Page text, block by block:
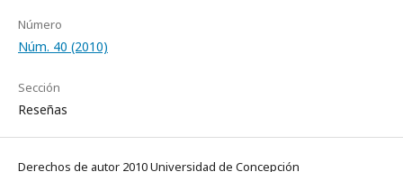
Número
Núm. 40 (2010)
Sección
Reseñas
Derechos de autor 2010 Universidad de Concepción